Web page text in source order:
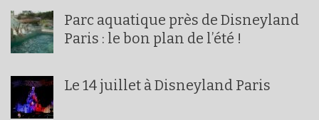
Parc aquatique près de Disneyland
Paris : le bon plan de l’été !
Le 14 juillet à Disneyland Paris